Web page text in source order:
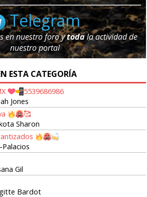
Telegram
en nuestro foro ytodala actividad de
nuestro portal
ESTA CATEGORÍA
5539686986
Jones
🥰
Sharon
Palacios
Gil
Bardot